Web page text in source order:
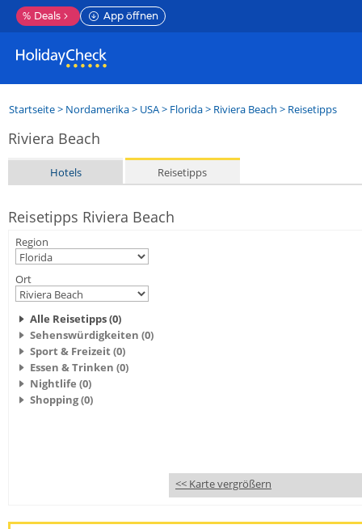
% Deals App öffnen
Startseite> Nordamerika> USA> Florida> Riviera Beach > Reisetipps
Riviera Beach
Hotels Reisetipps
Reisetipps Riviera Beach
Region
Ort
Alle Reisetipps (0)
Sehenswürdigkeiten (0)
Sport & Freizeit (0)
Essen & Trinken (0)
Nightlife (0)
Shopping (0)
<< Karte vergrößern